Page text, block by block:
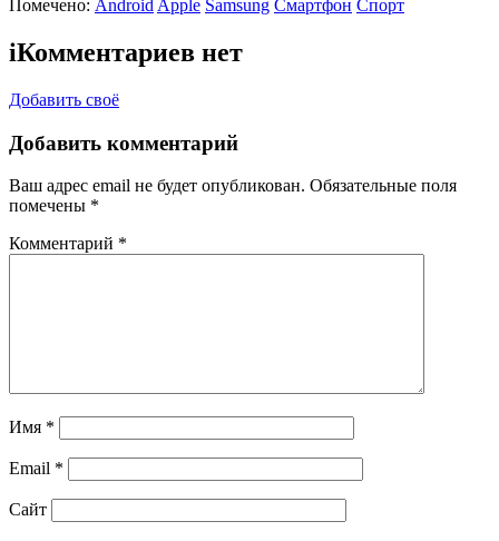
Помечено: Android Apple Samsung Смартфон Спорт
iКомментариев нет
Добавить своё
Добавить комментарий
Ваш адрес email не будет опубликован. Обязательные поля
помечены *
Комментарий *
Имя *
Email *
Сайт